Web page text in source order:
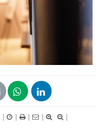
| | | |
|